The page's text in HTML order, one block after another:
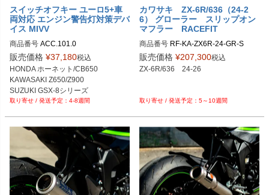
スイッチオフキー ユーロ5+車
両対応 エンジン警告灯対策デバ
イス MIVV
商品番号 ACC.101.0
WRS
販売価格 ¥37,180税込
HONDA ホーネット/CB650
KAWASAKI Z650/Z900
SUZUKI GSX-8シリーズ
YAMAHA MT-09-XSR900
4-8週間
カワサキ ZX-6R/636（24-2
6） グローラー スリップオン
マフラー RACEFIT
商品番号 RF-KA-ZX6R-24-GR-S
販売価格 ¥207,300税込
ZX-6R/636　24-26
5～10週間